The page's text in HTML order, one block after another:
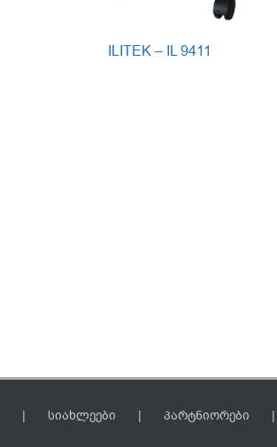
ILITEK – IL 9411
სიახლეები პარტნიორები